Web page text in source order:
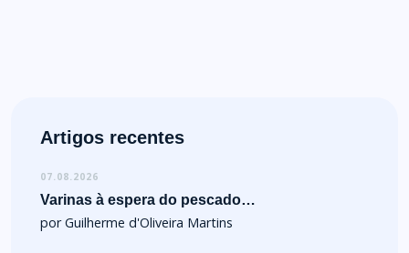
Artigos recentes
07.08.2026
Varinas à espera do pescado…
por Guilherme d'Oliveira Martins